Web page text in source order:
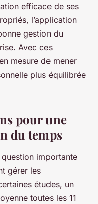
efficace de ses
l’application
gestion du
Avec ces
mesure de mener
plus équilibrée
pour une
du temps
importante
gérer les
études, un
toutes les 11